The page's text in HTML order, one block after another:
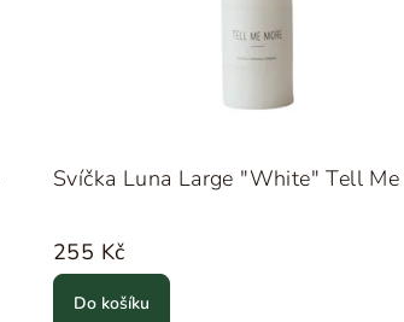
Svíčka Luna Large "White" Tell
255 Kč
Do košíku